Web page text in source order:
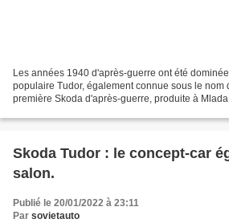
Les années 1940 d'après-guerre ont été
populaire Tudor, également connue sous le nom
première Skoda d'après-guerre, produite à
Skoda Tudor : le concept-car
salon.
Publié le 20/01/2022 à 23:11
Par sovietauto